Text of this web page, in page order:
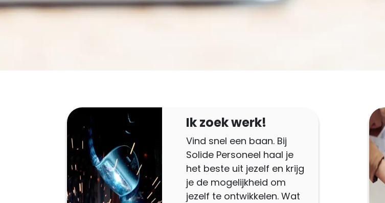
Ik zoek werk!
Vind snel een baan. Bij
Solide Personeel haal je
het beste uit jezelf en krijg
je de mogelijkheid om
jezelf te ontwikkelen. Wat